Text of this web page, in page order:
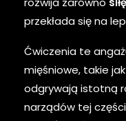
przekłada się na
Ćwiczenia te
mięśniowe, takie jak
odgrywają istotną
narządów tej części